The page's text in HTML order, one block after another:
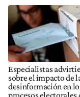
Especialistas
sobre el impacto de
desinformación en
procesos electorales